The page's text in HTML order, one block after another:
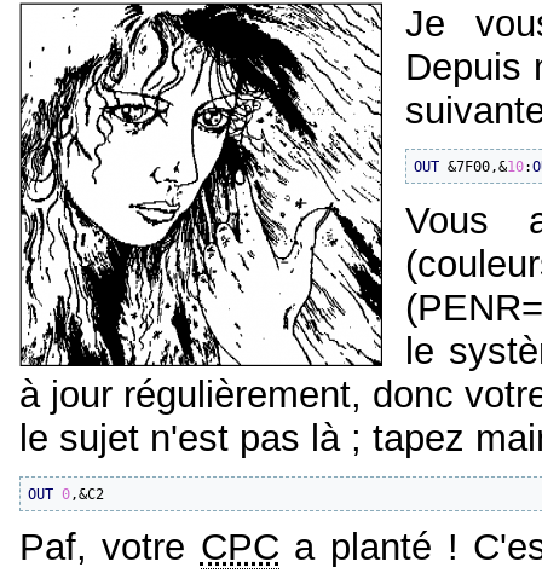
Je
Depuis
OUT &7F00,&10:
Vous
le
à jour régulièrement, donc
le sujet n'est pas là ; tapez
OUT 0 ,&C2
Paf, votre CPC a planté !